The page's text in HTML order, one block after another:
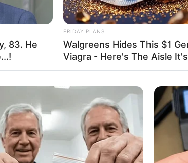
e Lazer, Egydio Tonini
Coordenador de Projetos Esportivos.
enalteceu a ocasião e reforçou o
estar da comunidade.
83. He
FRIDAY PLANS
Walgreens Hides This $1
Viagra - Here's The Aisle